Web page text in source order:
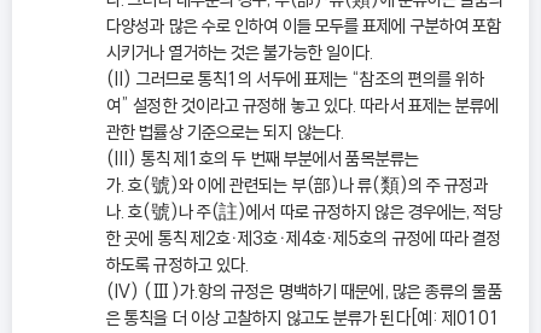
다양성과 많은 수로 인하여 이들 모두를 표제에 구분하여 포함
시키거나 열거하는 것은 불가능한 일이다.
(II) 그러므로 통칙1의 서두에 표제는 “참조의 편의를 위하
여” 설정한 것이라고 규정해 놓고 있다. 따라서 표제는 분류에
관한 법률상 기준으로는 되지 않는다.
(III) 통칙 제1호의 두 번째 부분에서 품목분류는
가. 호(號)와 이에 관련되는 부(部)나 류(類)의 주 규정과
나. 호(號)나 주(註)에서 따로 규정하지 않은 경우에는, 적당
한 곳에 통칙 제2호ㆍ제3호ㆍ제4호ㆍ제5호의 규정에 따라 결정
하도록 규정하고 있다.
(IV) (Ⅲ)가.항의 규정은 명백하기 때문에, 많은 종류의 물품
은 통칙을 더 이상 고찰하지 않고도 분류가 된다[예: 제0101